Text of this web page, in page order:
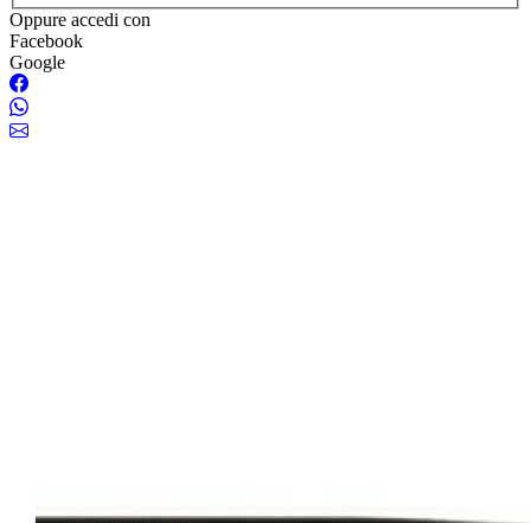
Oppure accedi con
Facebook
Google